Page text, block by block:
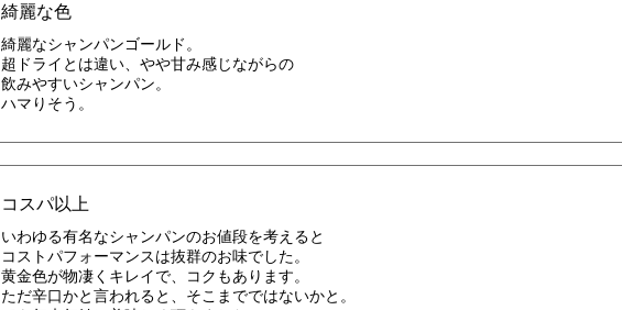
綺麗な色
綺麗なシャンパンゴールド。
超ドライとは違い、やや甘み感じながらの
飲みやすいシャンパン。
ハマりそう。
コスパ以上
いわゆる有名なシャンパンのお値段を考えると
コストパフォーマンスは抜群のお味でした。
黄金色が物凄くキレイで、コクもあります。
ただ辛口かと言われると、そこまでではないかと。